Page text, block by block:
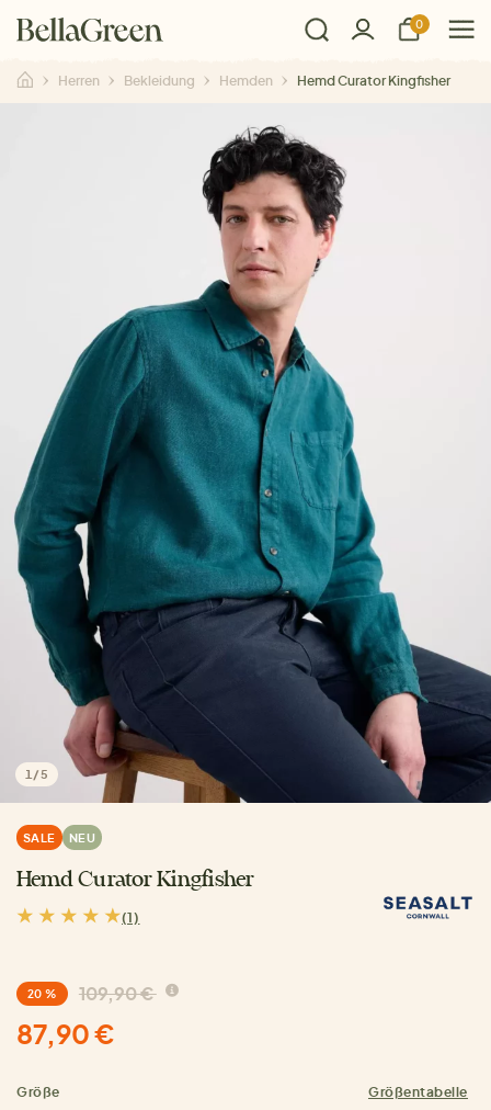
0
Herren Bekleidung Hemden Hemd Curator Kingfisher
1 /5
SALE NEU
Hemd Curator Kingfisher
(1)
20 % 109,90 €
87,90 €
Größe Größentabelle